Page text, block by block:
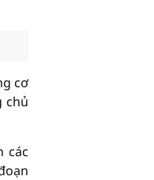
cơ
chủ
các